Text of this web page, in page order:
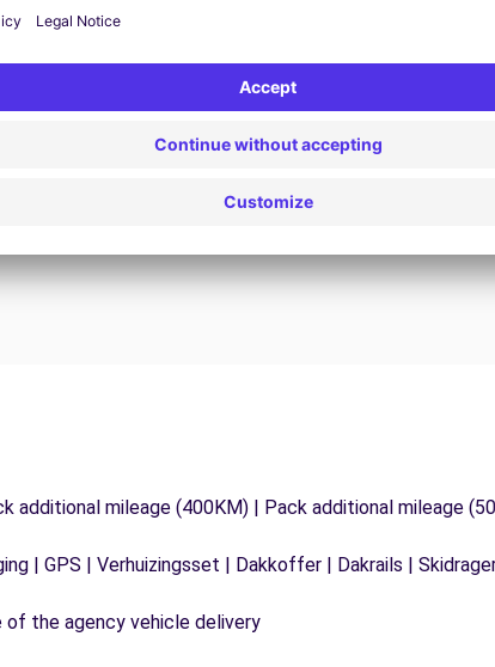
24/7 Assistentie
Problemen op de weg? Onze
om een ononderbroken reis te garanderen.
additional mileage (400KM) | Pack additional mileage
| GPS | Verhuizingsset | Dakkoffer | Dakrails |
the agency vehicle delivery